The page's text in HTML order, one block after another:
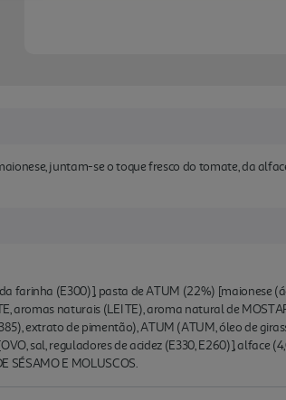
juntam-se o toque fresco do tomate, da
farinha (E300)], pasta de ATUM (22%) [maionese
aromas naturais (LEI TE), aroma natural de
extrato de pimentão), ATUM (ATUM, óleo de
sal, reguladores de acidez (E330, E260)], alface
SÉSAMO E MOLUSCOS.